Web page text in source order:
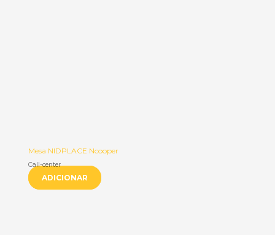
Mesa NIDPLACE Ncooper
Call-center
ADICIONAR